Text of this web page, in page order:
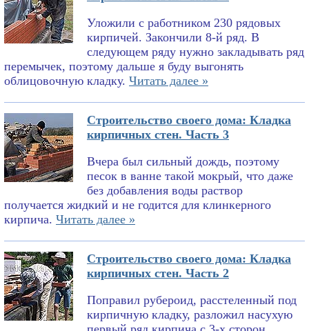
Уложили с работником 230 рядовых
кирпичей. Закончили 8-й ряд. В
следующем ряду нужно закладывать ряд
перемычек, поэтому дальше я буду выгонять
облицовочную кладку. Читать далее »
Строительство своего дома: Кладка
кирпичных стен. Часть 3
Вчера был сильный дождь, поэтому
песок в ванне такой мокрый, что даже
без добавления воды раствор
получается жидкий и не годится для клинкерного
кирпича. Читать далее »
Строительство своего дома: Кладка
кирпичных стен. Часть 2
Поправил рубероид, расстеленный под
кирпичную кладку, разложил насухую